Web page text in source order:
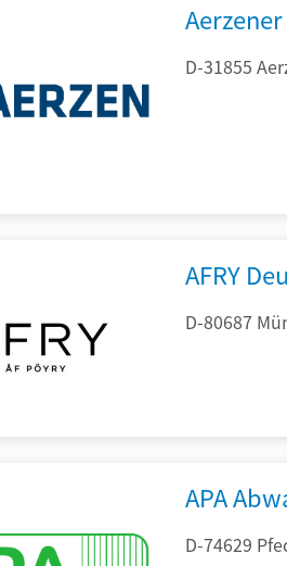
D-31855
AFRY
D-80687
APA
D-74629